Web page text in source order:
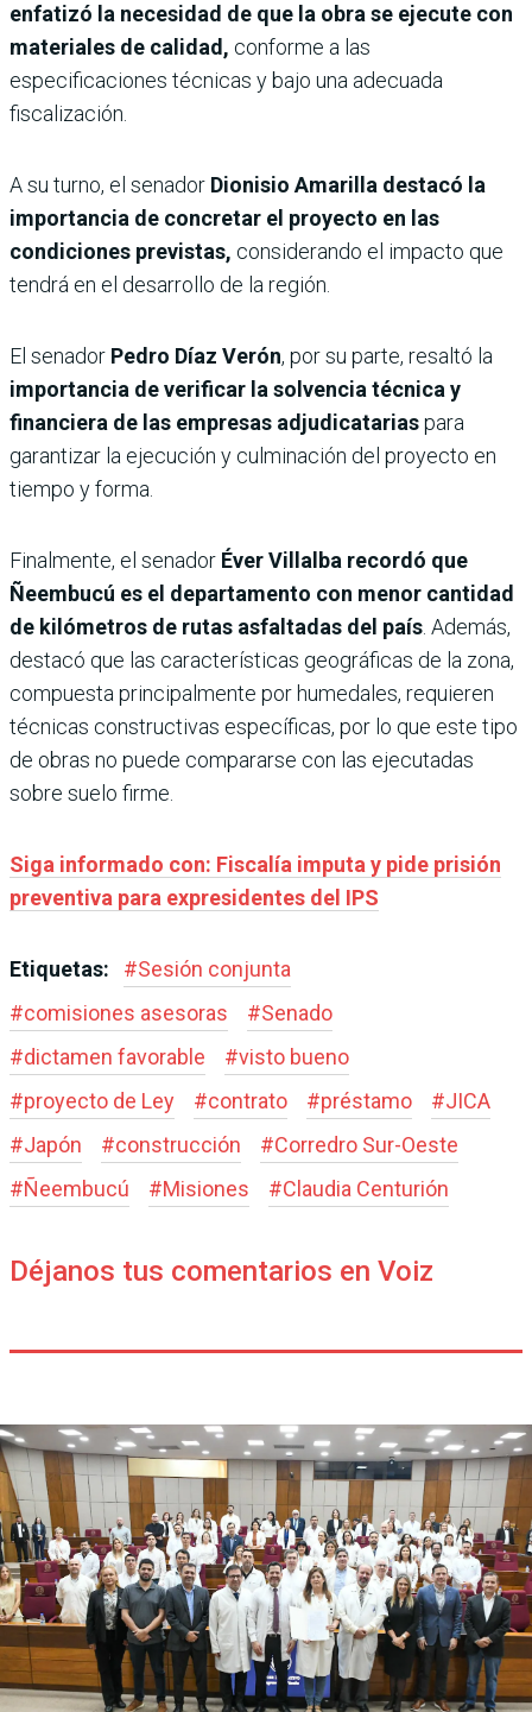
enfatizó la necesidad de que la obra se ejecute con
materiales de calidad, conforme a las
especificaciones técnicas y bajo una adecuada
fiscalización.
A su turno, el senador Dionisio Amarilla destacó la
importancia de concretar el proyecto en las
condiciones previstas, considerando el impacto que
tendrá en el desarrollo de la región.
El senador Pedro Díaz Verón, por su parte, resaltó la
importancia de verificar la solvencia técnica y
financiera de las empresas adjudicatariaspara
garantizar la ejecución y culminación del proyecto en
tiempo y forma.
Finalmente, el senador Éver Villalba recordó que
Ñeembucú es el departamento con menor cantidad
de kilómetros de rutas asfaltadas del país. Además,
destacó que las características geográficas de la zona,
compuesta principalmente por humedales, requieren
técnicas constructivas específicas, por lo que este tipo
de obras no puede compararse con las ejecutadas
sobre suelo firme.
Siga informado con: Fiscalía imputa y pide prisión
preventiva para expresidentes del IPS
Etiquetas: #Sesión conjunta
#comisiones asesoras #Senado
#dictamen favorable #visto bueno
#proyecto de Ley #contrato #préstamo #JICA
#Japón #construcción #Corredro Sur-Oeste
#Ñeembucú #Misiones #Claudia Centurión
Déjanos tus comentarios en Voiz